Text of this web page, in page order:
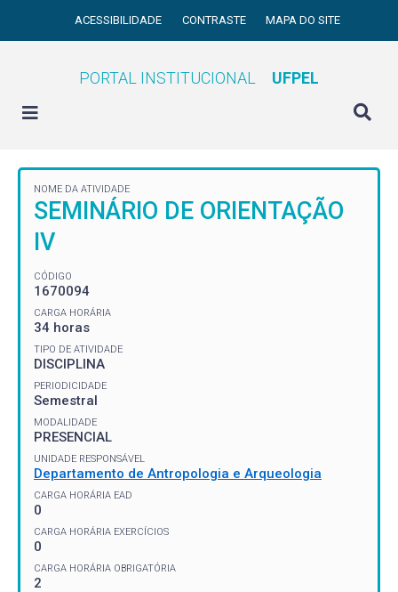
ACESSIBILIDADE CONTRASTE MAPA DO SITE
PORTAL INSTITUCIONAL UFPEL
NOME DA ATIVIDADE
SEMINÁRIO DE ORIENTAÇÃO
IV
CÓDIGO
1670094
CARGA HORÁRIA
34 horas
TIPO DE ATIVIDADE
DISCIPLINA
PERIODICIDADE
Semestral
MODALIDADE
PRESENCIAL
UNIDADE RESPONSÁVEL
Departamento de Antropologia e Arqueologia
CARGA HORÁRIA EAD
0
CARGA HORÁRIA EXERCÍCIOS
0
CARGA HORÁRIA OBRIGATÓRIA
2